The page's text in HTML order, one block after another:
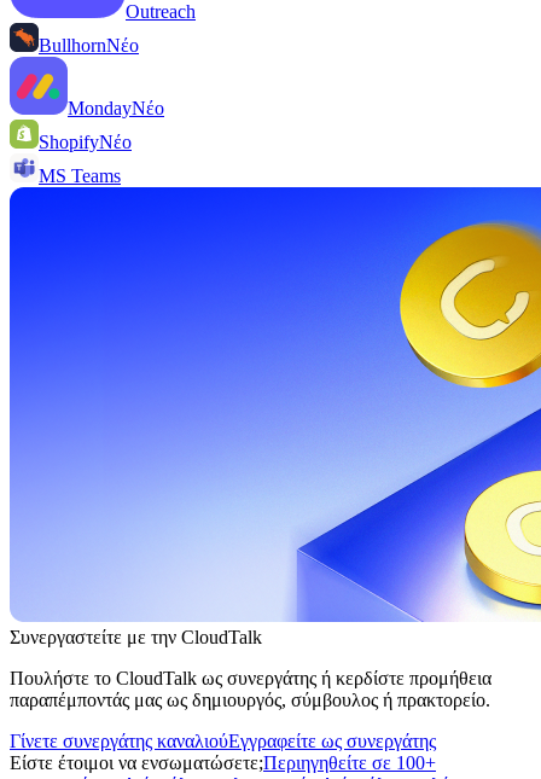
Outreach
BullhornΝέο
MondayΝέο
ShopifyΝέο
MS Teams
Συνεργαστείτε με την CloudTalk
Πουλήστε το CloudTalk ως συνεργάτης ή κερδίστε προμήθεια
παραπέμποντάς μας ως δημιουργός, σύμβουλος ή πρακτορείο.
Γίνετε συνεργάτης καναλιούΕγγραφείτε ως συνεργάτης
Είστε έτοιμοι να ενσωματώσετε;Περιηγηθείτε σε 100+